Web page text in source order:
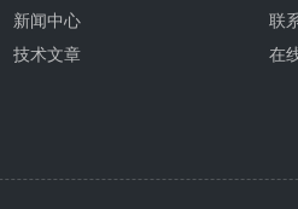
新闻中心
技术文章
联
在